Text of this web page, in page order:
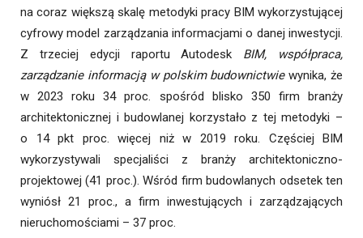
na coraz większą skalę metodyki pracy BIM wykorzystującej
cyfrowy model zarządzania informacjami o danej inwestycji.
Z trzeciej edycji raportu Autodesk BIM, współpraca,
zarządzanie informacją w polskim budownictwiewynika, że
w 2023 roku 34 proc. spośród blisko 350 firm branży
architektonicznej i budowlanej korzystało z tej metodyki –
o 14 pkt proc. więcej niż w 2019 roku. Częściej BIM
wykorzystywali specjaliści z branży architektoniczno-
projektowej (41 proc.). Wśród firm budowlanych odsetek ten
wyniósł 21 proc., a firm inwestujących i zarządzających
nieruchomościami – 37 proc.